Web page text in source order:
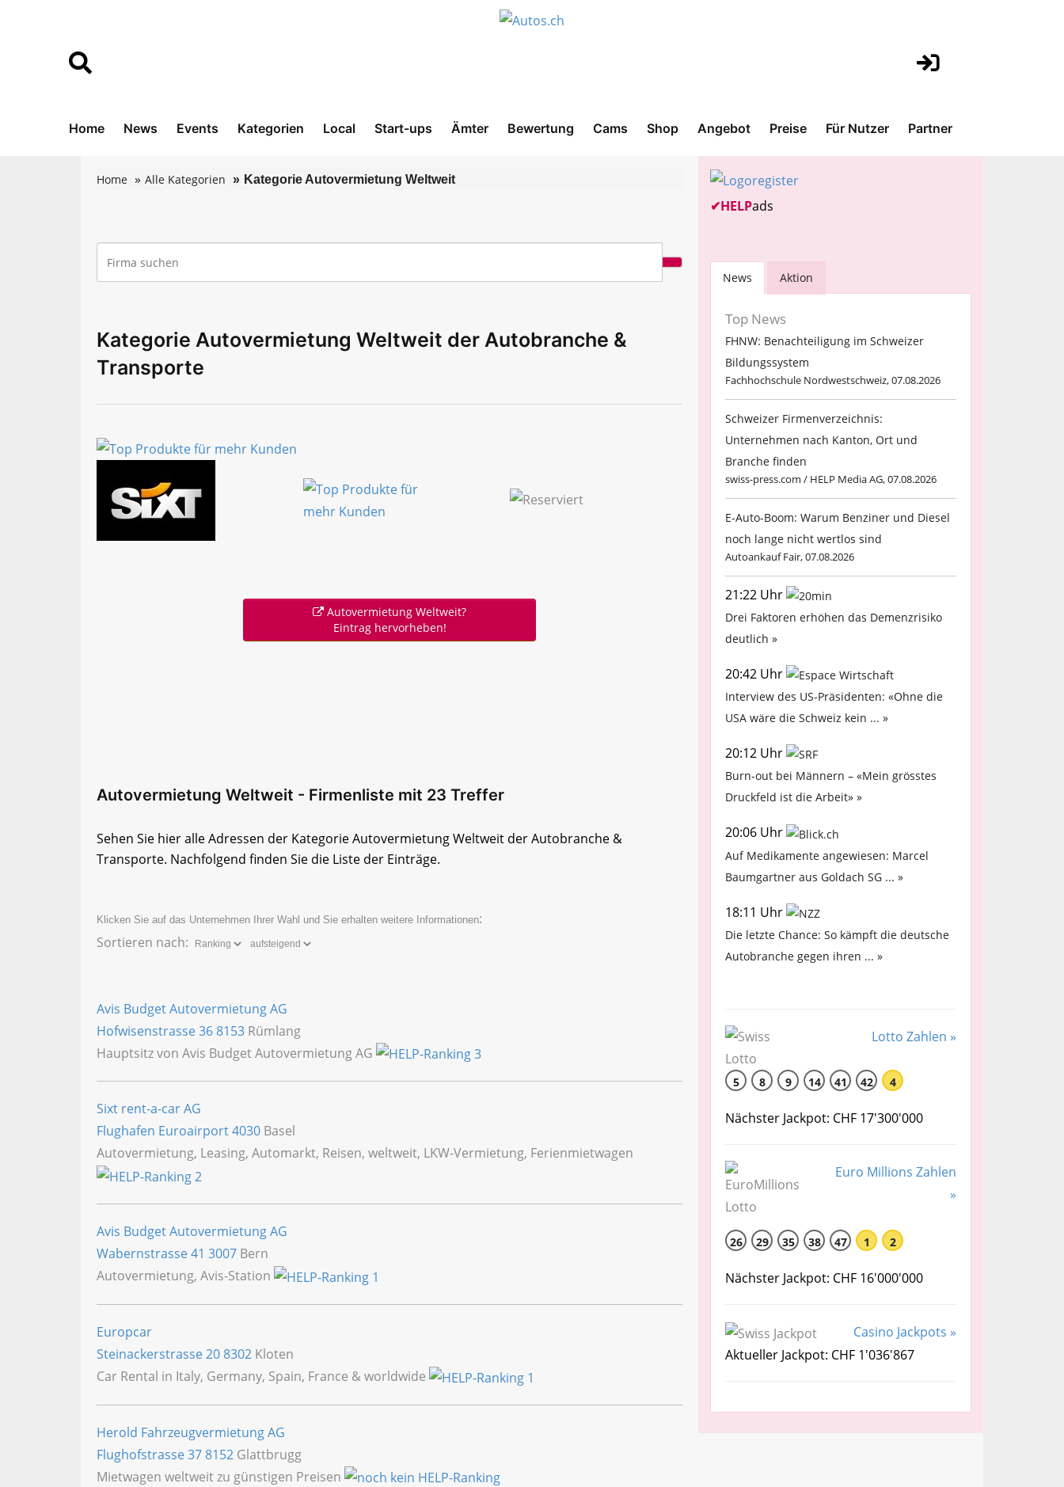
Home News Events Kategorien Local Start-ups Ämter Bewertung Cams Shop Angebot Preise Für Nutzer Partner
Home Alle Kategorien Kategorie Autovermietung Weltweit
Kategorie Autovermietung Weltweit der Autobranche &
Transporte
Autovermietung Weltweit?
Eintrag hervorheben!
Autovermietung Weltweit - Firmenliste mit 23 Treffer
Sehen Sie hier alle Adressen der Kategorie Autovermietung Weltweit der Autobranche &
Transporte. Nachfolgend finden Sie die Liste der Einträge.
Klicken Sie auf das Unternehmen Ihrer Wahl und Sie erhalten weitere Informationen:
Sortieren nach:
Avis Budget Autovermietung AG
Hofwisenstrasse 368153 Rümlang
Hauptsitz von Avis Budget Autovermietung AG
Sixt rent-a-car AG
Flughafen Euroairport4030 Basel
Autovermietung, Leasing, Automarkt, Reisen, weltweit, LKW-Vermietung, Ferienmietwagen
Avis Budget Autovermietung AG
Wabernstrasse 41 3007 Bern
Autovermietung, Avis-Station
Europcar
Steinackerstrasse 208302 Kloten
Car Rental in Italy, Germany, Spain, France & worldwide
Herold Fahrzeugvermietung AG
Flughofstrasse 378152 Glattbrugg
Mietwagen weltweit zu günstigen Preisen
✔HELPads
News Aktion
Top News
FHNW: Benachteiligung im Schweizer
Bildungssystem
Fachhochschule Nordwestschweiz, 07.08.2026
Schweizer Firmenverzeichnis:
Unternehmen nach Kanton, Ort und
Branche finden
swiss-press.com / HELP Media AG, 07.08.2026
E-Auto-Boom: Warum Benziner und Diesel
noch lange nicht wertlos sind
Autoankauf Fair, 07.08.2026
21:22 Uhr
Drei Faktoren erhöhen das Demenzrisiko
deutlich »
20:42 Uhr
Interview des US-Präsidenten: «Ohne die
USA wäre die Schweiz kein ... »
20:12 Uhr
Burn-out bei Männern – «Mein grösstes
Druckfeld ist die Arbeit» »
20:06 Uhr
Auf Medikamente angewiesen: Marcel
Baumgartner aus Goldach SG ... »
18:11 Uhr
Die letzte Chance: So kämpft die deutsche
Autobranche gegen ihren ... »
Lotto Zahlen »
5 8 9 14 41 42 4
Nächster Jackpot: CHF 17'300'000
Euro Millions Zahlen
»
26 29 35 38 47 1 2
Nächster Jackpot: CHF 16'000'000
Casino Jackpots »
Aktueller Jackpot: CHF 1'036'867